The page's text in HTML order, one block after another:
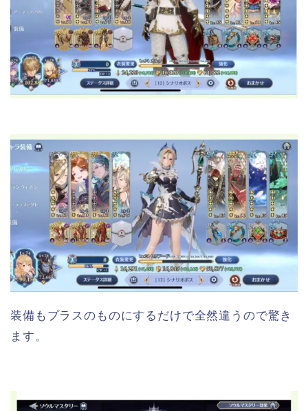
装備もプラスのものにするだけで全然違うので驚き
ます。